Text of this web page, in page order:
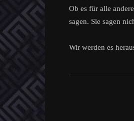
Ob es für alle
sagen. Sie sagen
Wir werden es